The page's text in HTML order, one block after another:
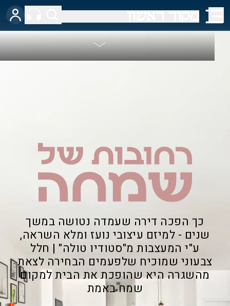
כך הפכה דירה שעמדה נטושה במשך
שנים - למיזם עיצובי נועז ומלא השראה,
ע"י המעצבות מ"סטודיו טולה" | חלל
צבעוני שמוכיח שלפעמים הבחירה לצאת
מהשגרה היא שהופכת את הבית למקום
שמח באמת